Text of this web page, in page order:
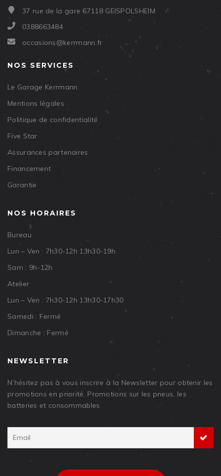
37 rue de la gare 67118 GEISPOLSHEIM
0388663484
occasions@kerrmann.fr
NOS SERVICES
Le Garage Kerrmann
Mentions légales
Politique de confidentialité
Five Star
Assurances partenaires
Financement
Garantie
NOS HORAIRES
Bureau
Lun – Ven : 7h30-12h 13h30-19h
Sam : 9h-12h
Atelier
Lun – Ven : 7h30-12h 13h30-17h30
Samedi : Fermé
Dimanche : Fermé
NEWSLETTER
N’hésitez pas à vous inscrire à la Newsletter pour obtenir les
promotions en priorité. Promotions sur les pneus, les
batteries et consommables